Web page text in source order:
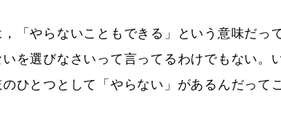
「やらないこともできる」という意味だっ
を選びなさいって言ってるわけでもない。
ひとつとして「やらない」があるんだって